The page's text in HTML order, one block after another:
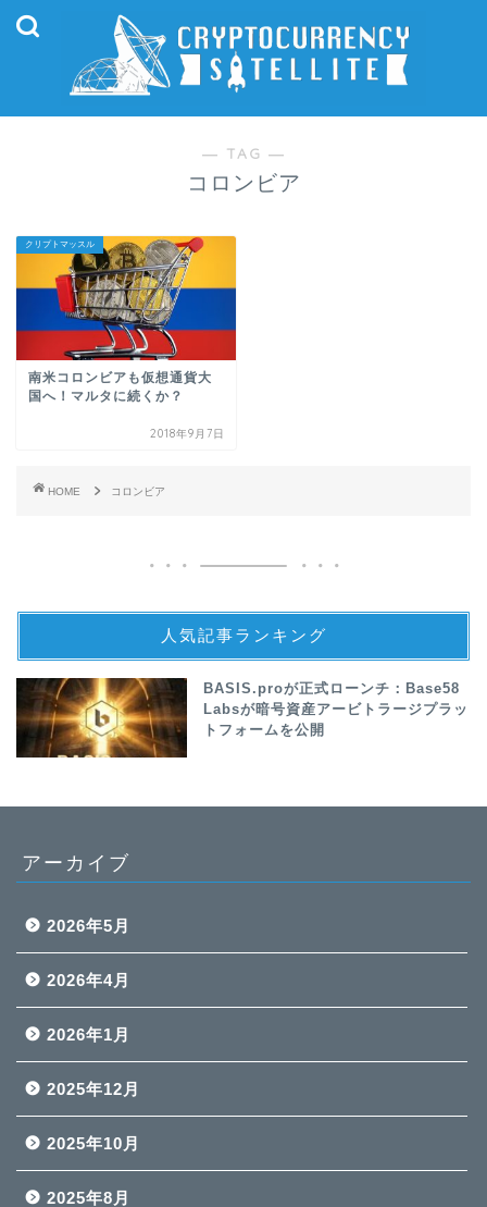
― TAG ―
コロンビア
クリプトマッスル
南米コロンビアも仮想通貨大
国へ！マルタに続くか？
2018年9月7日
HOME コロンビア
人気記事ランキング
BASIS.proが正式ローンチ：Base58
Labsが暗号資産アービトラージプラッ
トフォームを公開
アーカイブ
2026年5月
2026年4月
2026年1月
2025年12月
2025年10月
2025年8月